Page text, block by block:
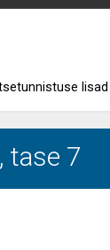
lisad
tase 7